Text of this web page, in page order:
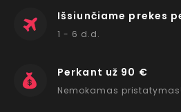
Išsiunčiame prekes
1 - 6 d.d.
Perkant už 90 €
Nemokamas pristatymas!